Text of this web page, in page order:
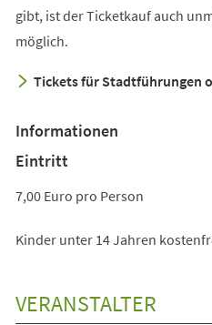
gibt, ist der Ticketkauf auch
möglich.
Tickets für Stadtführungen
Informationen
Eintritt
7,00 Euro pro Person
Kinder unter 14 Jahren
VERANSTALTER